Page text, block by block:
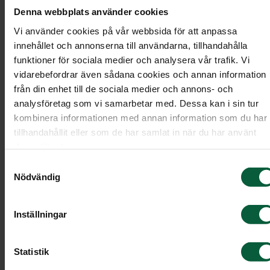
Denna webbplats använder cookies
Vi använder cookies på vår webbsida för att anpassa
innehållet och annonserna till användarna, tillhandahålla
funktioner för sociala medier och analysera vår trafik. Vi
vidarebefordrar även sådana cookies och annan information
från din enhet till de sociala medier och annons- och
analysföretag som vi samarbetar med. Dessa kan i sin tur
kombinera informationen med annan information som du har
tillhandahållit eller som de har samlat in när du har använt
Nödvändig
Inställningar
Statistik
Stenmodell EN112
Liggande sten i klassisk rektangulär form.
Modell: Liggande